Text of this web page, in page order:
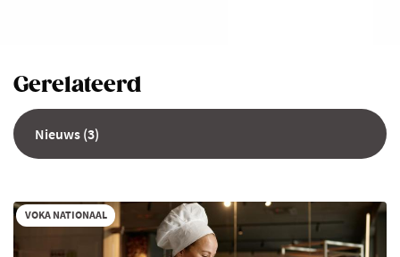
Gerelateerd
Nieuws (3)
VOKA NATIONAAL